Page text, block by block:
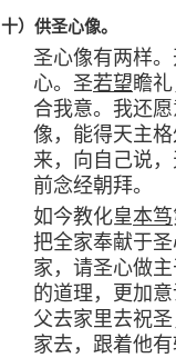
十）供圣心像。
圣心像有两样
心。圣若望瞻
合我意。我还
像，能得天主
来，向自己说
前念经朝拜。
如今教化皇本笃
把全家奉献于
家，请圣心做
的道理，更加
父去家里去祝
家去，跟着他